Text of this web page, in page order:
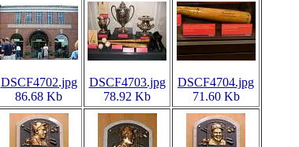
DSCF4702.jpg
86.68 Kb
DSCF4703.jpg
78.92 Kb
DSCF4704.jpg
71.60 Kb